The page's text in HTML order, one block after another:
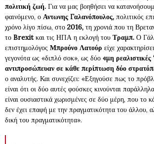
πολιτική ζωή. Για να μας βοηθήσει να
φαινόμενο, ο Αντωνης Γαλανόπουλος, πολιτικός
χρόνο λίγο πίσω, στο 2016, τη χρονιά που τη
το Brexitκαι τις ΗΠΑ η εκλογή του Τραμπ. Ο
επιστημολόγος Μπρούνο Λατούρ είχε
γεγονότα ως «διπλό σοκ», ως δύο «μη
αντιπροσώπευαν σε κάθε περίπτωση δύο
ο αναλυτής. Και συνεχίζει: «Εξηγούσε πως το
είναι ότι οι δύο αυτές φούσκες κινούνται
είναι ουσιαστικά χωρισμένες σε δύο μέρη, που το
δεν έχει επαφή με την πραγματικότητα του άλλου,
δική του πραγματικότητα».